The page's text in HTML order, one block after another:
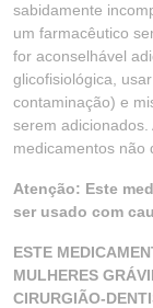
sabidamente
um farmacêutico
for aconselhável
glicofisiológica,
contaminação) e
serem
medicamentos não
Atenção: Este
ser usado com
ESTE
MULHERES
CIRURGIÃO-